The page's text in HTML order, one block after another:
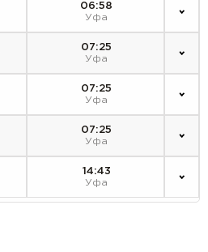
06:58
Уфа
07:25
Уфа
07:25
Уфа
07:25
Уфа
14:43
Уфа